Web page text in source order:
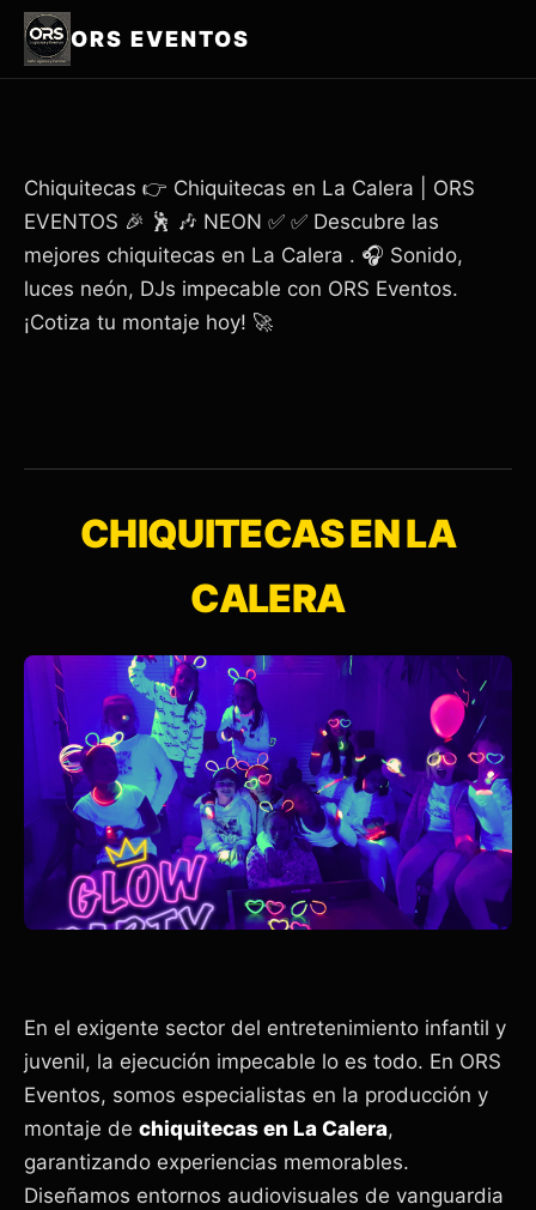
ORS EVENTOS
Chiquitecas 👉 Chiquitecas en La Calera | ORS
EVENTOS 🎉 🕺 🎶 NEON ✅ ✅ Descubre las
mejores chiquitecas en La Calera . 🎧 Sonido,
luces neón, DJs impecable con ORS Eventos.
¡Cotiza tu montaje hoy! 🚀
CHIQUITECAS EN LA
CALERA
En el exigente sector del entretenimiento infantil y
juvenil, la ejecución impecable lo es todo. En ORS
Eventos, somos especialistas en la producción y
montaje de chiquitecas en La Calera,
garantizando experiencias memorables.
Diseñamos entornos audiovisuales de vanguardia